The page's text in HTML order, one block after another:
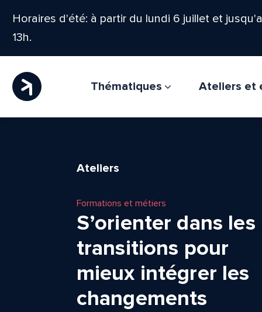
Horaires d'été: à partir du lundi 6 juillet et
13h.
Thématiques Ateliers et
Ateliers
Formations et métiers
S’orienter dans les
transitions pour
mieux intégrer les
changements